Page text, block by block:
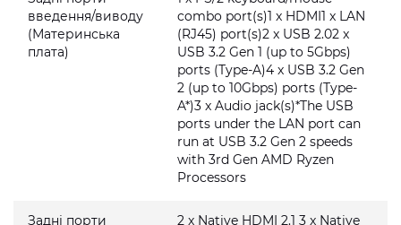
введення/виводу
(Материнська
плата)
combo port(s)1 x HDMI1 x LAN
(RJ45) port(s)2 x USB 2.02 x
USB 3.2 Gen 1 (up to 5Gbps)
ports (Type-A)4 x USB 3.2 Gen
2 (up to 10Gbps) ports (Type-
A*)3 x Audio jack(s)*The USB
ports under the LAN port can
run at USB 3.2 Gen 2 speeds
with 3rd Gen AMD Ryzen
Processors
Задні порти 2 x Native HDMI 2.1 3 x Native